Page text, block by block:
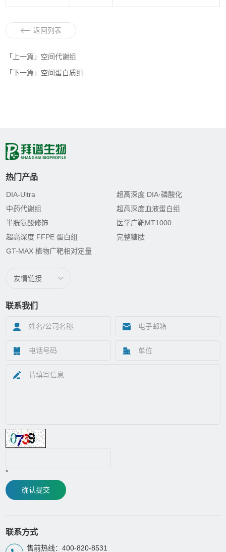
返回列表
「上一篇」空间代谢组
「下一篇」空间蛋白质组
热门产品
DIA-Ultra
超高深度 DIA·磷酸化
中药代谢组
超高深度血液蛋白组
半胱氨酸修饰
医学广靶MT1000
超高深度 FFPE 蛋白组
完整糖肽
GT-MAX 植物广靶相对定量
友情链接
联系我们
*
确认提交
联系方式
售前热线：400-820-8531